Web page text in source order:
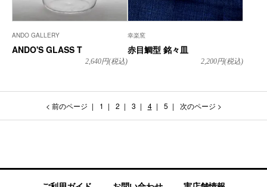
ANDO GALLERY
ANDO'S GLASS T
2,640円(税込)
幸楽窯
赤目鯛型 銘々皿
2,200円(税込)
< 前のページ 1 2 3 4 5 次のページ >